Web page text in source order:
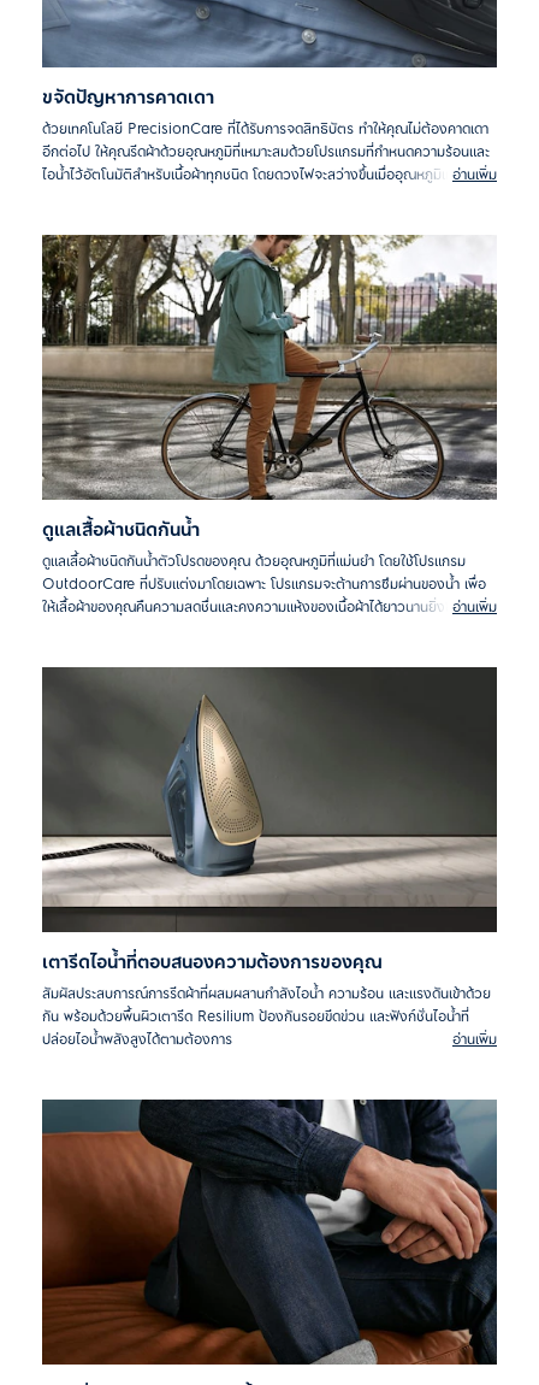
ขจัดปัญหาการคาดเดา
ด้วยเทคโนโลยี PrecisionCare ที่ได้รับการจดสิทธิบัตร ทำให้คุณไม่ต้องคาดเดา
อีกต่อไป ให้คุณรีดผ้าด้วยอุณหภูมิที่เหมาะสมด้วยโปรแกรมที่กำหนดความร้อนและ
ไอน้ำไว้อัตโนมัติสำหรับเนื้อผ้าทุกชนิด โดยดวงไฟจะสว่างขึ้นเมื่ออุณหภูมิเหมาะสม
อ่านเพิ่ม
ดูแลเสื้อผ้าชนิดกันน้ำ
ดูแลเสื้อผ้าชนิดกันน้ำตัวโปรดของคุณ ด้วยอุณหภูมิที่แม่นยำ โดยใช้โปรแกรม
OutdoorCare ที่ปรับแต่งมาโดยเฉพาะ โปรแกรมจะต้านการซึมผ่านของน้ำ เพื่อ
ให้เสื้อผ้าของคุณคืนความสดชื่นและคงความแห้งของเนื้อผ้าได้ยาวนานยิ่งขึ้นอ่านเพิ่ม
เตารีดไอน้ำที่ตอบสนองความต้องการของคุณ
สัมผัสประสบการณ์การรีดผ้าที่ผสมผสานกำลังไอน้ำ ความร้อน และแรงดันเข้าด้วย
กัน พร้อมด้วยพื้นผิวเตารีด Resilium ป้องกันรอยขีดข่วน และฟังก์ชั่นไอน้ำที่
ปล่อยไอน้ำพลังสูงได้ตามต้องการ
อ่านเพิ่ม